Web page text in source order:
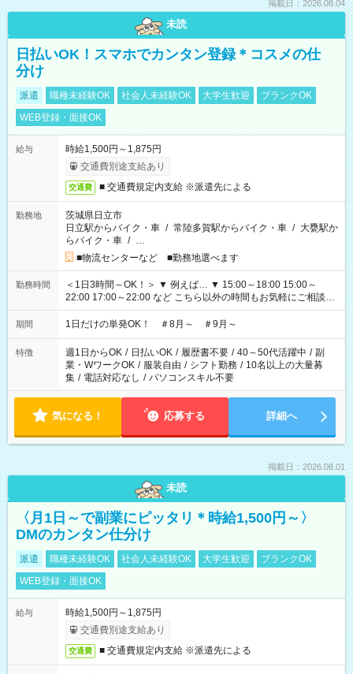
掲載日：2026.08.04
未読
日払いOK！スマホでカンタン登録＊コスメの仕
分け
派遣 職種未経験OK 社会人未経験OK 大学生歓迎
ブランクOK
WEB登録・面接OK
給与
時給1,500円～1,875円
交通費別途支給あり
交通費 ■ 交通費規定内支給 ※派遣先による
勤務地
茨城県日立市
日立駅からバイク・車 / 常陸多賀駅からバイク・車 / 大甕駅か
らバイク・車 / …
■物流センターなど ■勤務地選べます
勤務時間
＜1日3時間～OK！＞ ▼ 例えば… ▼ 15:00～18:00 15:00～
22:00 17:00～22:00 など こちら以外の時間もお気軽にご相談く
ださい！
期間 1日だけの単発OK！ ＃8月～ ＃9月～
特徴 週1日からOK / 日払いOK / 履歴書不要 / 40～50代活躍中 / 副
業・WワークOK / 服装自由 / シフト勤務 / 10名以上の大量募
集 / 電話対応なし / パソコンスキル不要
気になる！ 応募する 詳細へ
掲載日：2026.08.01
未読
〈月1日～で副業にピッタリ＊時給1,500円～〉
DMのカンタン仕分け
派遣 職種未経験OK 社会人未経験OK 大学生歓迎
ブランクOK
WEB登録・面接OK
給与
時給1,500円～1,875円
交通費別途支給あり
交通費 ■ 交通費規定内支給 ※派遣先による